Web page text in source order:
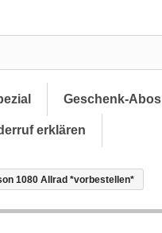
Geschenk-Abos
erklären
1080 Allrad *vorbestellen*